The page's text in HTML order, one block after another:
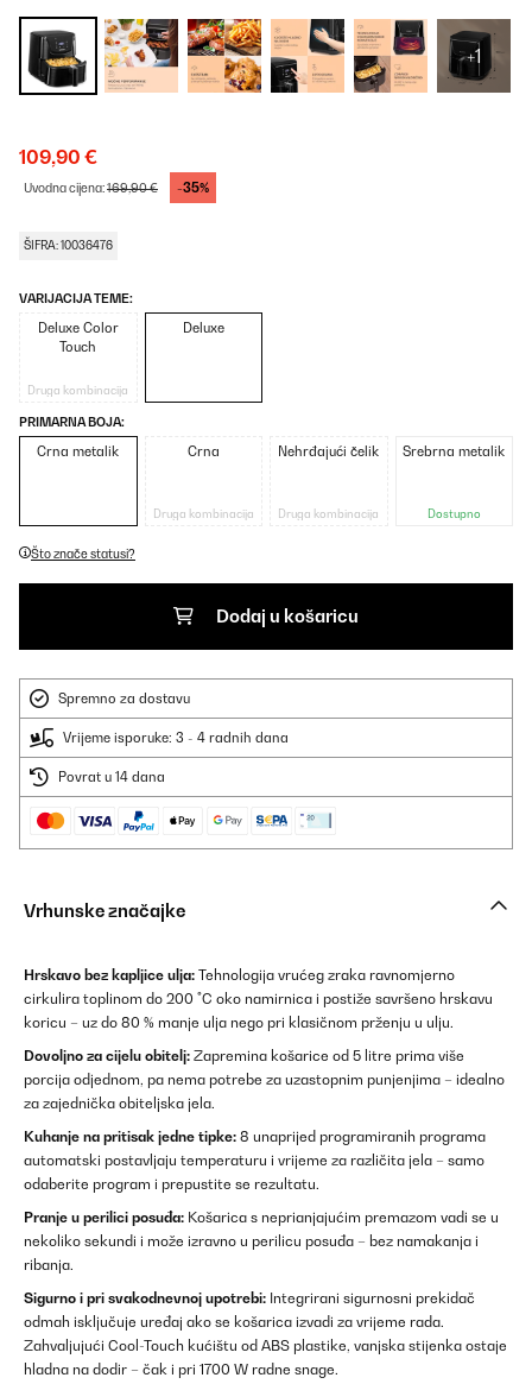
+1
109,90 €
Uvodna cijena:169,90 € -35%
ŠIFRA: 10036476
VARIJACIJA TEME:
Deluxe Color
Touch
Druga kombinacija
Deluxe
PRIMARNA BOJA:
Crna metalik Crna
Druga kombinacija
Nehrđajući čelik
Druga kombinacija
Srebrna metalik
Dostupno
Što znače statusi?
Dodaj u košaricu
Spremno za dostavu
Vrijeme isporuke: 3 - 4 radnih dana
Povrat u 14 dana
Vrhunske značajke
Hrskavo bez kapljice ulja: Tehnologija vrućeg zraka ravnomjerno
cirkulira toplinom do 200 °C oko namirnica i postiže savršeno hrskavu
koricu – uz do 80 % manje ulja nego pri klasičnom prženju u ulju.
Dovoljno za cijelu obitelj: Zapremina košarice od 5 litre prima više
porcija odjednom, pa nema potrebe za uzastopnim punjenjima – idealno
za zajednička obiteljska jela.
Kuhanje na pritisak jedne tipke: 8 unaprijed programiranih programa
automatski postavljaju temperaturu i vrijeme za različita jela – samo
odaberite program i prepustite se rezultatu.
Pranje u perilici posuđa: Košarica s neprianjajućim premazom vadi se u
nekoliko sekundi i može izravno u perilicu posuđa – bez namakanja i
ribanja.
Sigurno i pri svakodnevnoj upotrebi: Integrirani sigurnosni prekidač
odmah isključuje uređaj ako se košarica izvadi za vrijeme rada.
Zahvaljujući Cool-Touch kućištu od ABS plastike, vanjska stijenka ostaje
hladna na dodir – čak i pri 1700 W radne snage.